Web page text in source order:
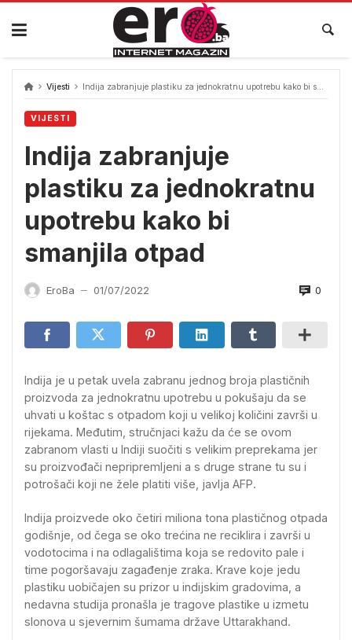
Skip
content
Vijesti Indija zabranjuje plastiku za jednokratnu upotrebu kako bi smanjila otpad
VIJESTI
Indija zabranjuje
plastiku za jednokratnu
upotrebu kako bi
smanjila otpad
EroBa — 01/07/2022 0
Indija je u petak uvela zabranu jednog broja plastičnih
proizvoda za jednokratnu upotrebu u pokušaju da se
uhvati u koštac s otpadom koji u velikoj količini završi u
rijekama. Međutim, stručnjaci kažu da će se ovom
zabranom vlasti u Indiji suočiti s velikim preprekama jer
su proizvođači nepripremljeni a s druge strane tu su i
potrošači koji ne žele platiti više, javlja AFP.
Indija proizvede oko četiri miliona tona plastičnog otpada
godišnje, od čega se oko trećina ne reciklira i završi u
vodotocima i na odlagalištima koja se redovito pale i
time pogoršavaju zagađenje zraka. Krave koje jedu
plastiku uobičajen su prizor u indijskim gradovima, a
nedavna studija pronašla je tragove plastike u izmetu
slonova u sjevernim šumama države Uttarakhand.